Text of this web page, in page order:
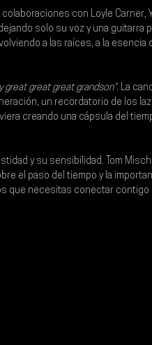
con Loyle Carner,
solo su voz y una guitarra
a las raíces, a la esencia
great great great grandson". La
un recordatorio de los
creando una cápsula del
y su sensibilidad. Tom Misch
el paso del tiempo y la
que necesitas conectar contigo